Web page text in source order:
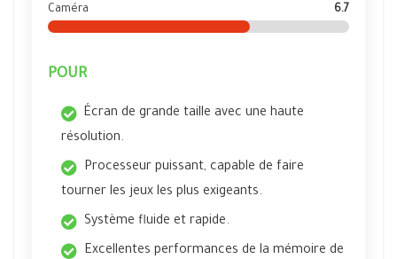
Caméra 6.7
POUR
Écran de grande taille avec une haute
résolution.
Processeur puissant, capable de faire
tourner les jeux les plus exigeants.
Système fluide et rapide.
Excellentes performances de la mémoire de